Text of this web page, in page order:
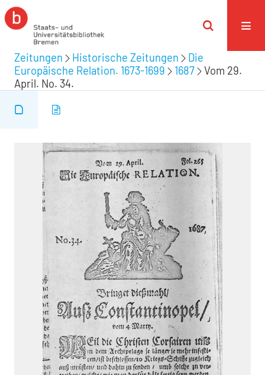
Zeitungen Historische Zeitungen
Die
Europäische Relation. 1673-1699
1687
Vom 29.
April. No. 34.